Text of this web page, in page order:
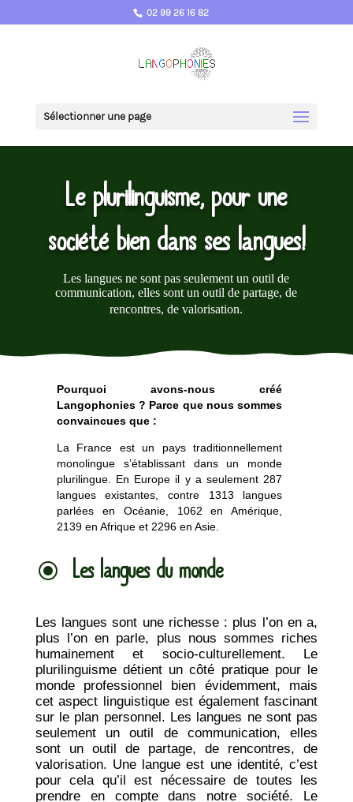
02 99 26 16 82
Sélectionner une page
Le plurilinguisme, pour une
société bien dans ses langues!
Les langues ne sont pas seulement un outil de
communication, elles sont un outil de partage, de
rencontres, de valorisation.
Pourquoi avons-nous créé
Langophonies ? Parce que nous sommes
convaincues que :
La France est un pays traditionnellement
monolingue s’établissant dans un monde
plurilingue. En Europe il y a seulement 287
langues existantes, contre 1313 langues
parlées en Océanie, 1062 en Amérique,
2139 en Afrique et 2296 en Asie.
\ Les langues du monde
Les langues sont une richesse : plus l’on en a,
plus l’on en parle, plus nous sommes riches
humainement et socio-culturellement. Le
plurilinguisme détient un côté pratique pour le
monde professionnel bien évidemment, mais
cet aspect linguistique est également fascinant
sur le plan personnel. Les langues ne sont pas
seulement un outil de communication, elles
sont un outil de partage, de rencontres, de
valorisation. Une langue est une identité, c’est
pour cela qu’il est nécessaire de toutes les
prendre en compte dans notre société. Le